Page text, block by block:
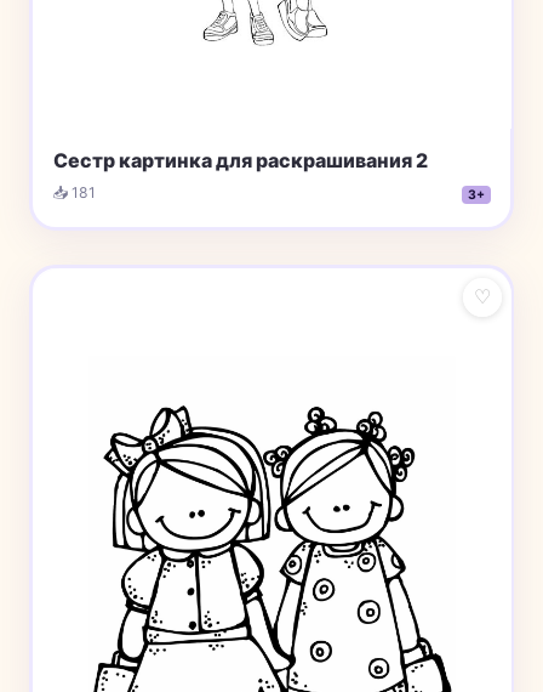
Сестр картинка для раскрашивания 2
📥 181 3+
♡